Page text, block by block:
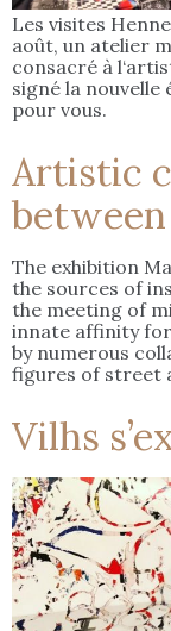
Les visites
août, un atelier
consacré à
signé la nouvelle
pour vous.
Artistic
The exhibition
the sources of
the meeting of
innate affinity
by numerous
figures of street
Vilhs